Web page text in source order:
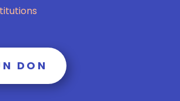
DON